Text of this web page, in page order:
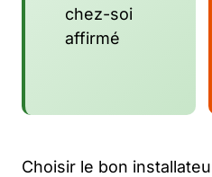
chez-soi
affirmé
Choisir le bon